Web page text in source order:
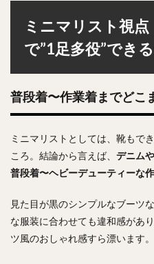
ミニマリスト視
で”1足多役”でき
普段着〜作業着までどこ
ミニマリストとしては、靴もで
ころ。結論から言えば、 デニム
普段着〜ヘビーデューティーな
見た目が黒のシンプルなブーツ
な服装に合わせても違和感があ
ツ風のおしゃれ感すら漂います。